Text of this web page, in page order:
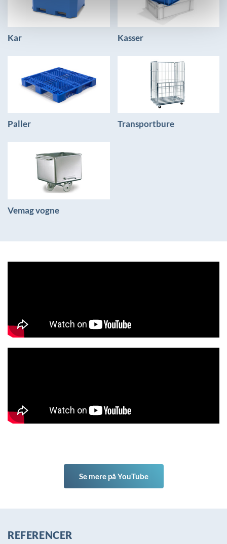
Kar Kasser
Paller Transportbure
Vemag vogne
Se mere på YouTube
REFERENCER